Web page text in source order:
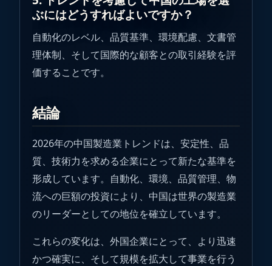
ぶにはどうすればよいですか？
自動化のレベル、品質基準、環境配慮、文書管
理体制、そして国際的な顧客との取引経験を評
価することです。
結論
2026年の中国製造業トレンドは、安定性、品
質、技術力を求める企業にとって新たな基準を
形成しています。自動化、環境、品質管理、物
流への巨額の投資により、中国は世界の製造業
のリーダーとしての地位を確立しています。
これらの変化は、外国企業にとって、より迅速
かつ確実に、そして規模を拡大して事業を行う